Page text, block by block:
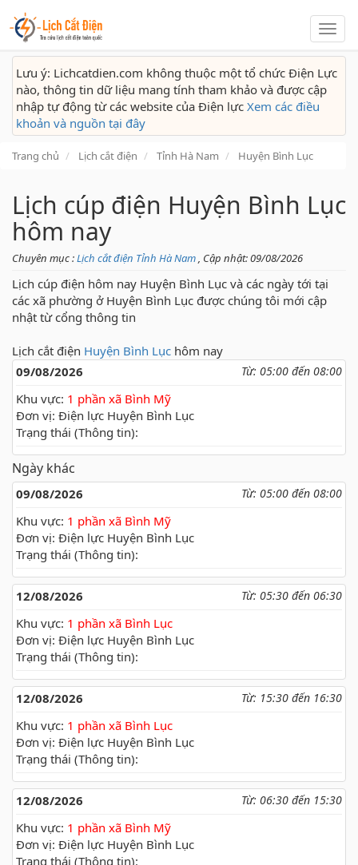
Lịch
cắt
Lưu ý: Lichcatdien.com không thuộc một tổ chức Điện Lực
nào, thông tin dữ liệu mang tính tham khảo và được cập
nhập tự động từ các website của Điện lực Xem các điều
khoản và nguồn tại đây
Trang chủ Lịch cắt điện Tỉnh Hà Nam Huyện Bình Lục
Lịch cúp điện Huyện Bình Lục
hôm nay
Chuyên mục :Lịch cắt điện Tỉnh Hà Nam, Cập nhật: 09/08/2026
Lịch cúp điện hôm nay Huyện Bình Lục và các ngày tới tại
các xã phường ở Huyện Bình Lục được chúng tôi mới cập
nhật từ cổng thông tin
Lịch cắt điện Huyện Bình Lục hôm nay
09/08/2026
Từ: 05:00 đến 08:00
Khu vực: 1 phần xã Bình Mỹ
Đơn vị: Điện lực Huyện Bình Lục
Trạng thái (Thông tin):
Ngày khác
09/08/2026 Từ: 05:00 đến 08:00
Khu vực: 1 phần xã Bình Mỹ
Đơn vị: Điện lực Huyện Bình Lục
Trạng thái (Thông tin):
12/08/2026 Từ: 05:30 đến 06:30
Khu vực: 1 phần xã Bình Lục
Đơn vị: Điện lực Huyện Bình Lục
Trạng thái (Thông tin):
12/08/2026 Từ: 15:30 đến 16:30
Khu vực: 1 phần xã Bình Lục
Đơn vị: Điện lực Huyện Bình Lục
Trạng thái (Thông tin):
12/08/2026 Từ: 06:30 đến 15:30
Khu vực: 1 phần xã Bình Mỹ
Đơn vị: Điện lực Huyện Bình Lục
Trạng thái (Thông tin):